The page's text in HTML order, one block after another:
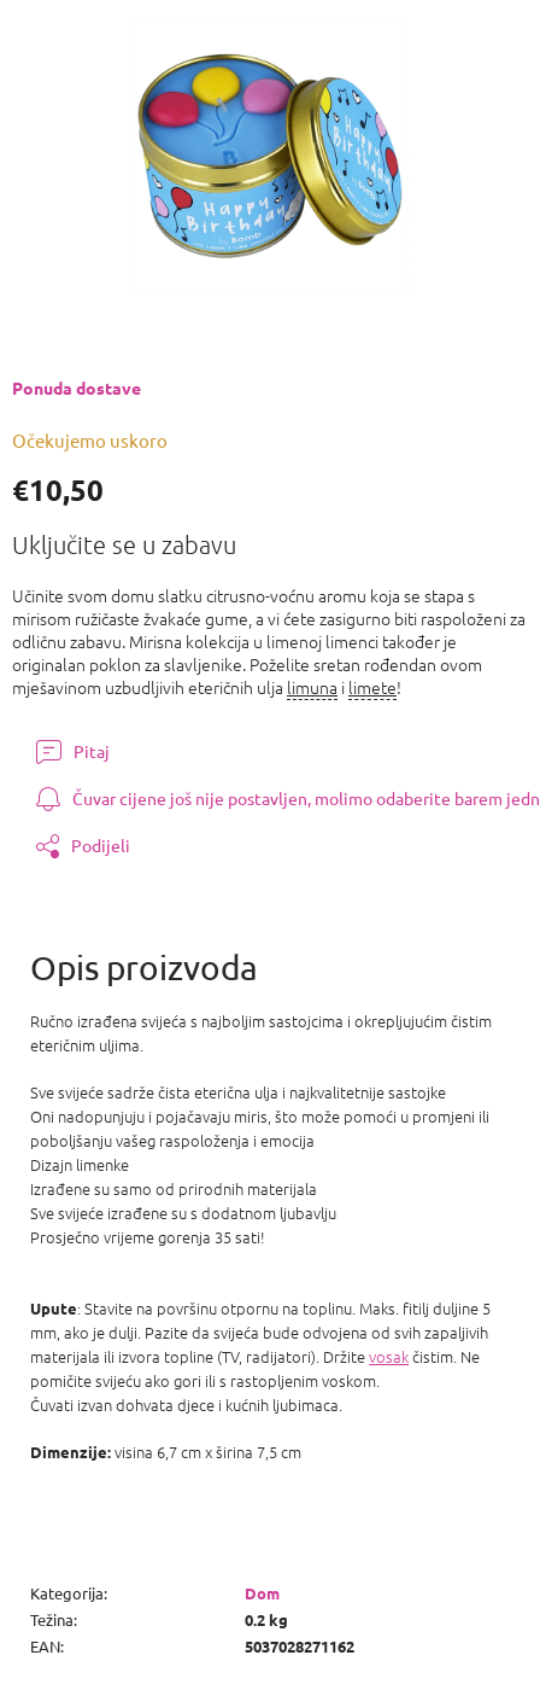
€10,50
cijenu:
Očekujemo uskoro
Ponuda dostave
Uključite se u zabavu
Učinite svom domu slatku citrusno-voćnu aromu koja se stapa s
mirisom ružičaste žvakaće gume, a vi ćete zasigurno biti raspoloženi za
odličnu zabavu. Mirisna kolekcija u limenoj limenci također je
originalan poklon za slavljenike. Poželite sretan rođendan ovom
mješavinom uzbudljivih eteričnih ulja limuna i limete!
Pitaj
Čuvar cijene još nije postavljen, molimo odaberite barem
Podijeli
Ručno izrađena svijeća s najboljim sastojcima i okrepljujućim čistim
eteričnim uljima.
Sve svijeće sadrže čista eterična ulja i najkvalitetnije sastojke
Oni nadopunjuju i pojačavaju miris, što može pomoći u promjeni ili
poboljšanju vašeg raspoloženja i emocija
Dizajn limenke
Izrađene su samo od prirodnih materijala
Sve svijeće izrađene su s dodatnom ljubavlju
Prosječno vrijeme gorenja 35 sati!
Upute: Stavite na površinu otpornu na toplinu. Maks. fitilj duljine 5
mm, ako je dulji. Pazite da svijeća bude odvojena od svih zapaljivih
materijala ili izvora topline (TV, radijatori). Držitevosakčistim. Ne
pomičite svijeću ako gori ili s rastopljenim voskom.
Čuvati izvan dohvata djece i kućnih ljubimaca.
Dimenzije:visina 6,7 ​​cm x širina 7,5 cm
Kategorija:
Dom
Težina:
0.2 kg
EAN: 5037028271162